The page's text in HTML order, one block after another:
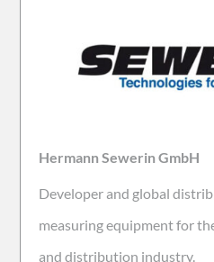
Hermann Sewerin GmbH
Developer and global
measuring equipment for
and distribution industry.